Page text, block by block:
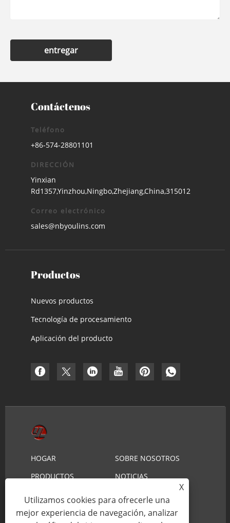
entregar
Contáctenos
Teléfono
+86-574-28801101
DIRECCIÓN
Yinxian
Rd1357,Yinzhou,Ningbo,Zhejiang,China,315012
Correo electrónico
sales@nbyoulins.com
Productos
Nuevos productos
Tecnología de procesamiento
Aplicación del producto
HOGAR
SOBRE NOSOTROS
PRODUCTOS
NOTICIAS
DESCARGAR
ENVIAR CONSULTA
CONTÁCTENOS
X
Utilizamos cookies para ofrecerle una
mejor experiencia de navegación, analizar